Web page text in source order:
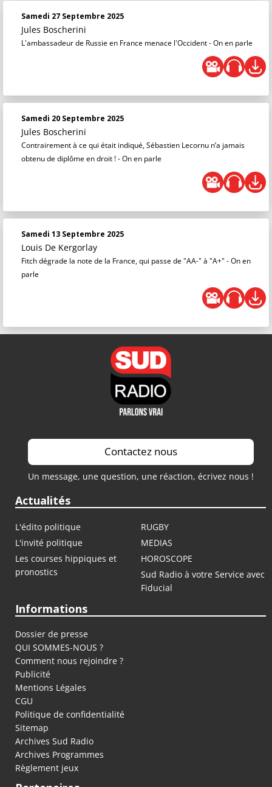
Samedi 27 Septembre 2025
Jules Boscherini
L'ambassadeur de Russie en France menace l'Occident - On en parle
Samedi 20 Septembre 2025
Jules Boscherini
Contrairement à ce qui était indiqué, Sébastien Lecornu n’a jamais
obtenu de diplôme en droit ! - On en parle
Samedi 13 Septembre 2025
Louis De Kergorlay
Fitch dégrade la note de la France, qui passe de "AA-" à "A+" - On en
parle
Contactez nous
Un message, une question, une réaction, écrivez nous !
Actualités
L'édito politique
RUGBY
L'invité politique
MEDIAS
Les courses hippiques et
pronostics
HOROSCOPE
Sud Radio à votre Service avec
Fiducial
Informations
Dossier de presse
QUI SOMMES-NOUS ?
Comment nous rejoindre ?
Publicité
Mentions Légales
CGU
Politique de confidentialité
Sitemap
Archives Sud Radio
Archives Programmes
Règlement jeux